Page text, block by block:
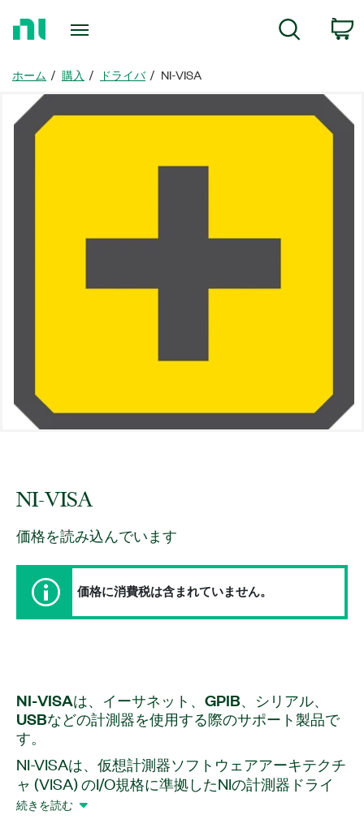
ホーム 購入 ドライバ NI-VISA
NI-VISA
価格を読み込んでいます
価格に消費税は含まれていません。
NI-VISAは、 イーサネット、 GPIB、 シリアル、
USBなどの計測器を使用する際のサポート 製品で
す。
NI-VISAは、仮想計測器ソフトウェアアーキテクチ
ャ (VISA) のI/O規格に準拠したNIの計測器ドライ
バです。VISAは、GPIB、VXI、PXI、シリアル
続きを読む